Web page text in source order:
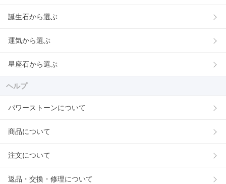
誕生石から選ぶ
運気から選ぶ
星座石から選ぶ
ヘルプ
パワーストーンについて
商品について
注文について
返品・交換・修理について